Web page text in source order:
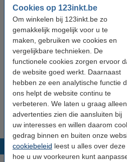
Cookies op 123inkt.be
Om winkelen bij 123inkt.be zo
gemakkelijk mogelijk voor u te
maken, gebruiken we cookies en
vergelijkbare technieken. De
functionele cookies zorgen ervoor
de website goed werkt. Daarnaast
hebben ze een analytische functie
ons helpt de website continu te
verbeteren. We laten u graag alleen
advertenties zien die aansluiten bij
uw interesses en willen daarom
gedrag binnen en buiten onze
cookiebeleid leest u alles over
hoe u uw voorkeuren kunt
Aantal vellen: 80 vellen
Tip: schrijfgerief meebestellen
123inkt balpen blauw
stuks)
Pentel Energel BL107
€ 2,50
Populaire